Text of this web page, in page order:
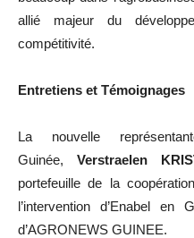
allié majeur du
compétitivité.
Entretiens et
La nouvelle
Guinée, Verstraelen
portefeuille de la
l’intervention d’Enabel en
d’AGRONEWS GUINEE.